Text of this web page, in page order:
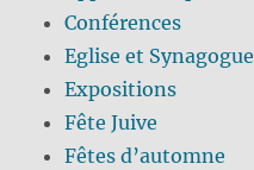
Conférences
Eglise et Synagogue
Expositions
Fête Juive
Fêtes d’automne